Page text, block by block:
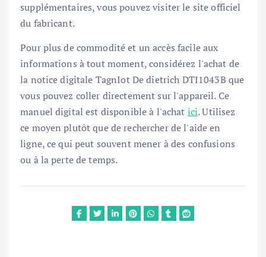
supplémentaires, vous pouvez visiter le site officiel
du fabricant.
Pour plus de commodité et un accès facile aux
informations à tout moment, considérez l'achat de
la notice digitale TagnIot De dietrich DTI1043B que
vous pouvez coller directement sur l'appareil. Ce
manuel digital est disponible à l'achat ici. Utilisez
ce moyen plutôt que de rechercher de l'aide en
ligne, ce qui peut souvent mener à des confusions
ou à la perte de temps.